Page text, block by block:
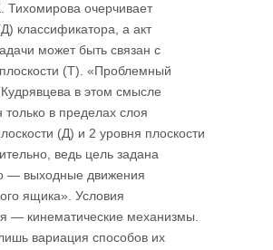
Тихомирова очерчивает
классификатора, а акт
может быть связан с
(Т). «Проблемный
в этом смысле
только в пределах слоя
(Д) и 2 уровня плоскости
ведь цель задана
— выходные движения
ящика». Условия
— кинематические механизмы.
вариация способов их